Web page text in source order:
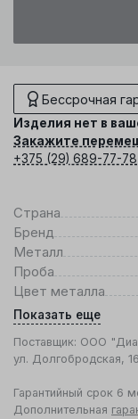
Бессрочная
Изделия нет в
Закажите
+375 (29) 689-77-78
Страна
Бренд
Металл
Проба
Цвет металла
Показать еще
Поставщик: ООО
ул. Долгобродская,
Гарантийный срок 6
Дополнительная